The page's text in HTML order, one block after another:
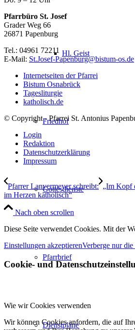
Hl. Geist
Friedhof
Gottesdienste
Pfarrbrief
Dienstpläne
Pfarrbüro St. Josef
Grader Weg 66
26871 Papenburg
Tel.: 04961 72211
E-Mail: St.Josef-Papenburg@bistum-os.de
Internetseiten der Pfarrei
Bistum Osnabrück
Tagesliturgie
katholisch.de
© Copyright - Pfarrei St. Antonius
Login
Redaktion
Datenschutzerklärung
Impressum
Pfarrer Lanvermeyer schreibt: „Im Kopf
im Herzen katholisch“
Nach oben scrollen
Diese Seite verwendet Cookies. Mit der
Einstellungen akzeptierenVerberge nur
Cookie- und
Wie wir Cookies verwenden
Wir können Cookies anfordern, die auf